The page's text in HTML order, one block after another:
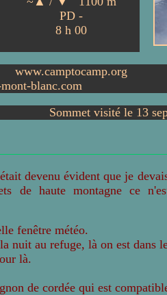
PD -
8 h 00
www.camptocamp.org
blanc.com
Sommet visité le 13
devenu évident que je
de haute montagne ce
fenêtre météo.
nuit au refuge, là on est dans
là.
de cordée qui est